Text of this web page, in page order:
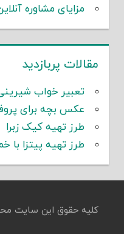
مزایای مشاوره
مقالات پربازدید
تعبیر خواب
عکس بچه برای
طرز تهیه کیک زبرا
طرز تهیه پیتزا با
کلیه حقوق این سایت